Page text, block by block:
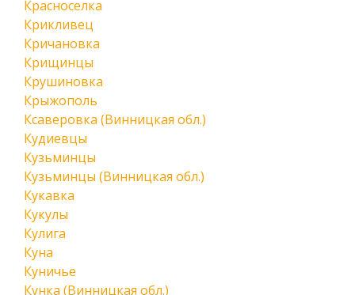
Красноселка
Крикливец
Кричановка
Крищинцы
Крушиновка
Крыжополь
Ксаверовка (Винницкая обл.)
Кудиевцы
Кузьминцы
Кузьминцы (Винницкая обл.)
Кукавка
Кукулы
Кулига
Куна
Куничье
Кунка (Винницкая обл.)